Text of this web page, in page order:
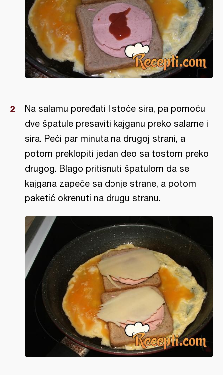
Na salamu poređati listoće sira, pa pomoću
dve špatule presaviti kajganu preko salame i
sira. Peći par minuta na drugoj strani, a
potom preklopiti jedan deo sa tostom preko
drugog. Blago pritisnuti špatulom da se
kajgana zapeče sa donje strane, a potom
paketić okrenuti na drugu stranu.